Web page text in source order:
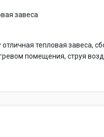
завеса
тепловая завеса,
помещения, струя